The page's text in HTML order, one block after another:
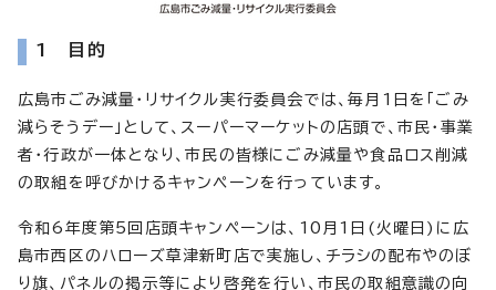
1 目的
広島市ごみ減量・リサイクル実行委員会では、毎月1日を「ごみ
減らそうデー」として、スーパーマーケットの店頭で、市民・事業
者・行政が一体となり、市民の皆様にごみ減量や食品ロス削減
の取組を呼びかけるキャンペーンを行っています。
令和6年度第5回店頭キャンペーンは、10月1日(火曜日)に広
島市西区のハローズ草津新町店で実施し、チラシの配布やのぼ
り旗、パネルの掲示等により啓発を行い、市民の取組意識の向